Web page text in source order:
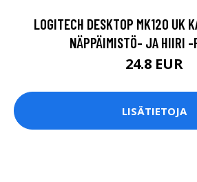
LOGITECH DESKTOP MK120 UK
NÄPPÄIMISTÖ- JA HIIRI -
24.8 EUR
LISÄTIETOJA